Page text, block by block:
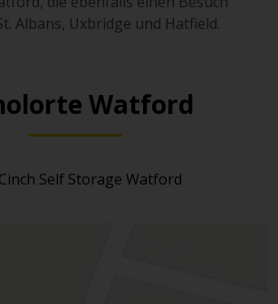
Albans, Uxbridge und Hatfield.
Watford
Self Storage Watford